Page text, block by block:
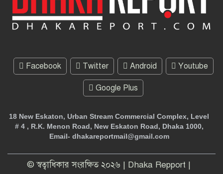
Facebook Twitter Android Youtube
Google Plus
18 New Eskaton, Urban Stream Commercial Complex, Level
# 4 , R.K. Menon Road, New Eskaton Road, Dhaka 1000,
Email- dhakareportmail@gmail.com
© স্বত্বাধিকার সংরক্ষিত ২০২৬ | Dhaka Repport |